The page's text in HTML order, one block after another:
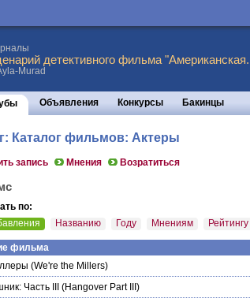
детективного фильма
Murad
Объявления Конкурсы Бакинцы
Каталог фильмов: Актеры
запись Мнения Возратиться
по:
Названию Году Мнениям Рейтингу
фильма
(We're the Millers)
Часть III
(Hangover Part III)